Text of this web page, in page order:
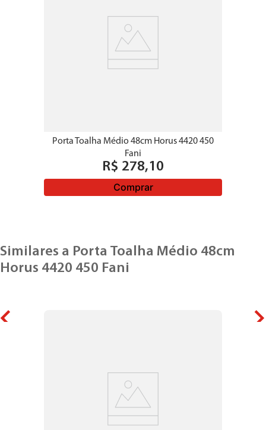
Porta Toalha Médio 48cm Horus 4420 450
Fani
R$ 278,10
Comprar
Similares a Porta Toalha Médio 48cm
Horus 4420 450 Fani